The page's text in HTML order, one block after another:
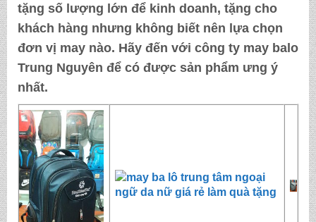
tặng số lượng lớn để kinh doanh, tặng cho
khách hàng nhưng không biết nên lựa chọn
đơn vị may nào. Hãy đến với công ty may balo
Trung Nguyên để có được sản phẩm ưng ý
nhất.